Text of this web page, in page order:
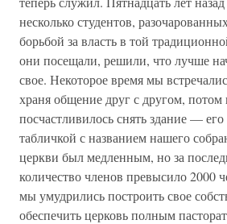
несколько студентов,
борьбой за власть в той
они посещали, решили, что лучше
свое. Некоторое время мы
храня общение друг с другом, потом
посчастливилось снять здание —
табличкой с названием нашего
церкви был медленным, но за
количество членов превысило 2000
мы умудрились построить свое
обеспечить церковь полным